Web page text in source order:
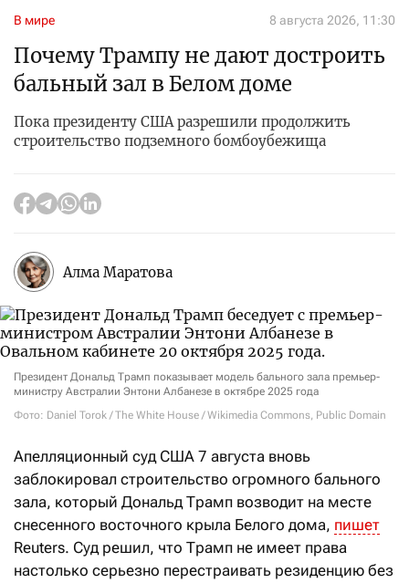
В мире 8 августа 2026, 11:30
Почему Трампу не дают достроить
бальный зал в Белом доме
Пока президенту США разрешили продолжить
строительство подземного бомбоубежища
Алма Маратова
Президент Дональд Трамп показывает модель бального зала премьер-
министру Австралии Энтони Албанезе в октябре 2025 года
Фото: Daniel Torok / The White House / Wikimedia Commons, Public Domain
Апелляционный суд США 7 августа вновь
заблокировал строительство огромного бального
зала, который Дональд Трамп возводит на месте
снесенного восточного крыла Белого дома, пишет
Reuters. Суд решил, что Трамп не имеет права
настолько серьезно перестраивать резиденцию без